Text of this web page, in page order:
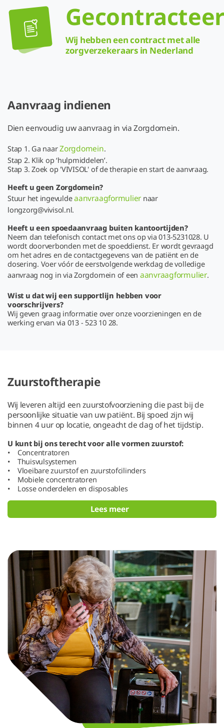
Wij hebben een contract met alle
zorgverzekeraars in Nederland
Aanvraag indienen
Dien eenvoudig uw aanvraag in via Zorgdomein.
Stap 1. Ga naarZorgdomein.
Stap 2. Klik op ‘hulpmiddelen’.
Stap 3. Zoek op 'VIVISOL' of de therapie en start de aanvraag.
Heeft u geen Zorgdomein?
Stuur het ingevuldeaanvraagformulier naar
longzorg@vivisol.nl.
Heeft u een spoedaanvraag buiten kantoortijden?
Neem dan telefonisch contact met ons op via 013-5231028. U
wordt doorverbonden met de spoeddienst. Er wordt gevraagd
om het adres en de contactgegevens van de patiënt en de
dosering. Voer vóór de eerstvolgende werkdag de volledige
aanvraag nog in via Zorgdomein of een aanvraagformulier.
Wist u dat wij een supportlijn hebben voor
voorschrijvers?
Wij geven graag informatie over onze voorzieningen en de
werking ervan via 013 - 523 10 28.
Zuurstoftherapie
Wij leveren altijd een zuurstofvoorziening die past bij de
persoonlijke situatie van uw patiënt. Bij spoed zijn wij
binnen 4 uur op locatie, ongeacht de dag of het tijdstip.
U kunt bij ons terecht voor alle vormen zuurstof:
• Concentratoren
• Thuisvulsystemen
• Vloeibare zuurstof en zuurstofcilinders
• Mobiele concentratoren
• Losse onderdelen en disposables
Lees meer